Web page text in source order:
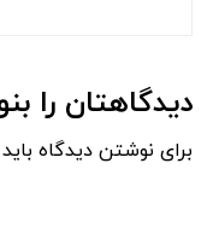
دیدگاهتان را
برای نوشتن دیدگاه باید